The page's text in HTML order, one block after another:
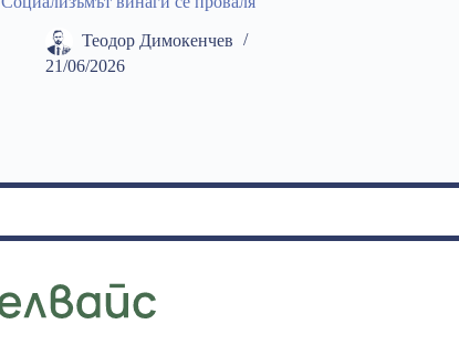
Теодор Димокенчев
21/06/2026